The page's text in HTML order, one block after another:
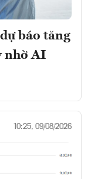
báo tăng
nhờ AI
10:25, 09/08/2026